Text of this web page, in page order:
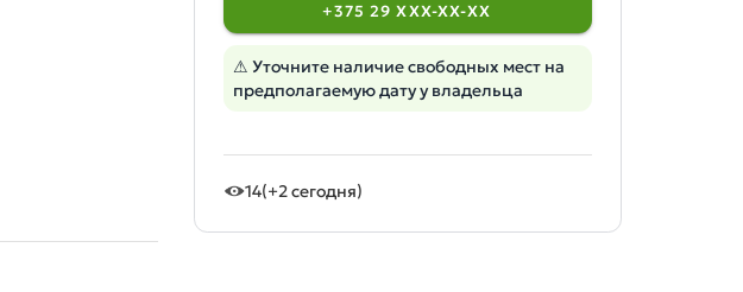
+375 29 XXX-XX-XX
⚠ Уточните наличие свободных мест на
предполагаемую дату у владельца
14(+2 сегодня)